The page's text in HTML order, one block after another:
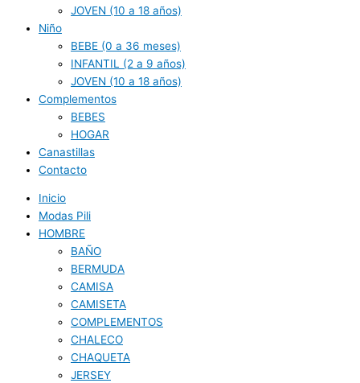
JOVEN (10 a 18 años)
Niño
BEBE (0 a 36 meses)
INFANTIL (2 a 9 años)
JOVEN (10 a 18 años)
Complementos
BEBES
HOGAR
Canastillas
Contacto
Inicio
Modas Pili
HOMBRE
BAÑO
BERMUDA
CAMISA
CAMISETA
COMPLEMENTOS
CHALECO
CHAQUETA
JERSEY